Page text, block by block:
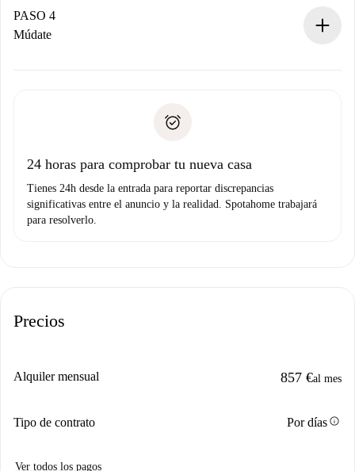
contacto con el propietario.
Si es rechazada: No te haremos ningún cargo y te
Prueba de solvencia
PASO 4
Múdate
no nos comunicas ningún problema.
24 horas para comprobar tu nueva casa
Tienes 24h desde la entrada para reportar discrepancias
significativas entre el anuncio y la realidad. Spotahome trabajará
para resolverlo.
Precios
Alquiler mensual 857 €al mes
Tipo de contrato Por díasinfo
Ver todos los pagos